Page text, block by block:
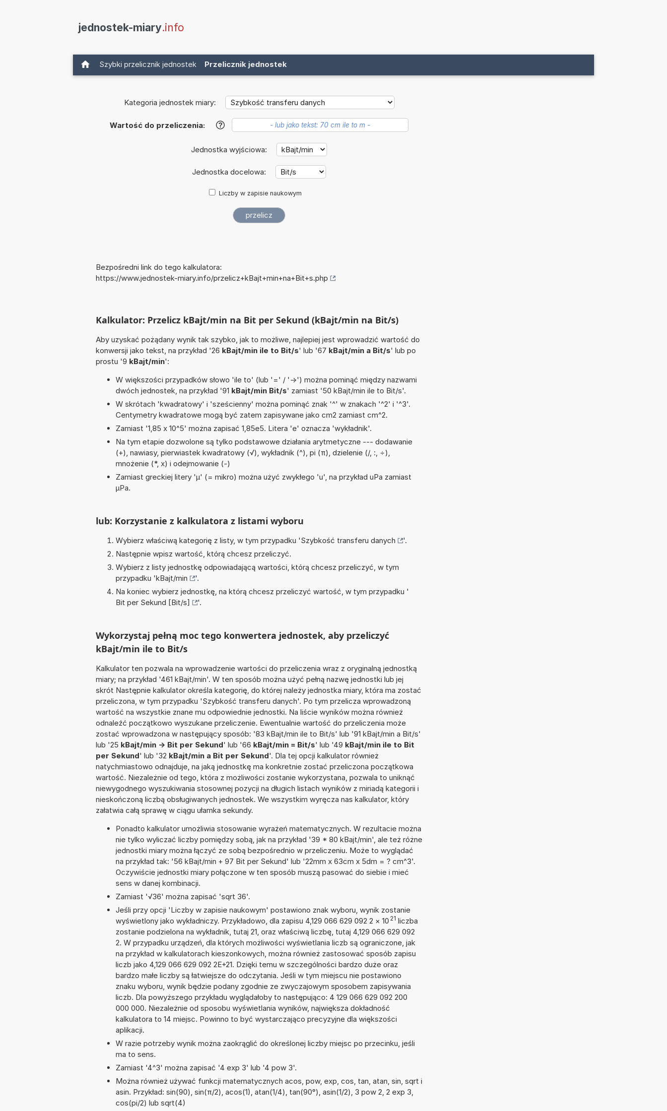
jednostek-miary.info
Szybki przelicznik jednostek Przelicznik jednostek
Kategoria jednostek miary:
Wartość do przeliczenia: ?
Jednostka wyjściowa:
Jednostka docelowa:
Liczby w zapisie naukowym
Bezpośredni link do tego kalkulatora:
https://www.jednostek-miary.info/przelicz+kBajt+min+na+Bit+s.php
Kalkulator: Przelicz kBajt/min na Bit per Sekund (kBajt/min na Bit/s)
Aby uzyskać pożądany wynik tak szybko, jak to możliwe, najlepiej jest wprowadzić wartość do
konwersji jako tekst, na przykład '26 kBajt/min ile to Bit/s' lub '67 kBajt/min a Bit/s' lub po
prostu '9 kBajt/min':
W większości przypadków słowo 'ile to' (lub '=' / '->') można pominąć między nazwami
dwóch jednostek, na przykład '91 kBajt/min Bit/s' zamiast '50 kBajt/min ile to Bit/s'.
W skrótach 'kwadratowy' i 'sześcienny' można pominąć znak '^' w znakach '^2' i '^3'.
Centymetry kwadratowe mogą być zatem zapisywane jako cm2 zamiast cm^2.
Zamiast '1,85 x 10^5' można zapisać 1,85e5. Litera 'e' oznacza 'wykładnik'.
Na tym etapie dozwolone są tylko podstawowe działania arytmetyczne --- dodawanie
(+), nawiasy, pierwiastek kwadratowy (√), wykładnik (^), pi (π), dzielenie (/, :, ÷),
mnożenie (*, x) i odejmowanie (-)
Zamiast greckiej litery 'µ' (= mikro) można użyć zwykłego 'u', na przykład uPa zamiast
µPa.
lub: Korzystanie z kalkulatora z listami wyboru
Wybierz właściwą kategorię z listy, w tym przypadku 'Szybkość transferu danych
'.
Następnie wpisz wartość, którą chcesz przeliczyć.
Wybierz z listy jednostkę odpowiadającą wartości, którą chcesz przeliczyć, w tym
przypadku 'kBajt/min
'.
Na koniec wybierz jednostkę, na którą chcesz przeliczyć wartość, w tym przypadku '
Bit per Sekund [Bit/s]
'.
Wykorzystaj pełną moc tego konwertera jednostek, aby przeliczyć
kBajt/min ile to Bit/s
Kalkulator ten pozwala na wprowadzenie wartości do przeliczenia wraz z oryginalną jednostką
miary; na przykład '461 kBajt/min'. W ten sposób można użyć pełną nazwę jednostki lub jej
skrót Następnie kalkulator określa kategorię, do której należy jednostka miary, która ma zostać
przeliczona, w tym przypadku 'Szybkość transferu danych'. Po tym przelicza wprowadzoną
wartość na wszystkie znane mu odpowiednie jednostki. Na liście wyników można również
odnaleźć początkowo wyszukane przeliczenie. Ewentualnie wartość do przeliczenia może
zostać wprowadzona w następujący sposób: '83 kBajt/min ile to Bit/s' lub '91 kBajt/min a Bit/s'
lub '25 kBajt/min -> Bit per Sekund' lub '66 kBajt/min = Bit/s' lub '49 kBajt/min ile to Bit
per Sekund' lub '32 kBajt/min a Bit per Sekund'. Dla tej opcji kalkulator również
natychmiastowo odnajduje, na jaką jednostkę ma konkretnie zostać przeliczona początkowa
wartość. Niezależnie od tego, która z możliwości zostanie wykorzystana, pozwala to uniknąć
niewygodnego wyszukiwania stosownej pozycji na długich listach wyników z miriadą kategorii i
nieskończoną liczbą obsługiwanych jednostek. We wszystkim wyręcza nas kalkulator, który
załatwia całą sprawę w ciągu ułamka sekundy.
Ponadto kalkulator umożliwia stosowanie wyrażeń matematycznych. W rezultacie można
nie tylko wyliczać liczby pomiędzy sobą, jak na przykład '39 * 80 kBajt/min', ale też różne
jednostki miary można łączyć ze sobą bezpośrednio w przeliczeniu. Może to wyglądać
na przykład tak: '56 kBajt/min + 97 Bit per Sekund' lub '22mm x 63cm x 5dm = ? cm^3'.
Oczywiście jednostki miary połączone w ten sposób muszą pasować do siebie i mieć
sens w danej kombinacji.
Zamiast '√36' można zapisać 'sqrt 36'.
Jeśli przy opcji 'Liczby w zapisie naukowym' postawiono znak wyboru, wynik zostanie
wyświetlony jako wykładniczy. Przykładowo, dla zapisu 4,129 066 629 092 2 × 10 21 liczba
zostanie podzielona na wykładnik, tutaj 21, oraz właściwą liczbę, tutaj 4,129 066 629 092
2. W przypadku urządzeń, dla których możliwości wyświetlania liczb są ograniczone, jak
na przykład w kalkulatorach kieszonkowych, można również zastosować sposób zapisu
liczb jako 4,129 066 629 092 2E+21. Dzięki temu w szczególności bardzo duże oraz
bardzo małe liczby są łatwiejsze do odczytania. Jeśli w tym miejscu nie postawiono
znaku wyboru, wynik będzie podany zgodnie ze zwyczajowym sposobem zapisywania
liczb. Dla powyższego przykładu wyglądałoby to następująco: 4 129 066 629 092 200
000 000. Niezależnie od sposobu wyświetlania wyników, największa dokładność
kalkulatora to 14 miejsc. Powinno to być wystarczająco precyzyjne dla większości
aplikacji.
W razie potrzeby wynik można zaokrąglić do określonej liczby miejsc po przecinku, jeśli
ma to sens.
Zamiast '4^3' można zapisać '4 exp 3' lub '4 pow 3'.
Można również używać funkcji matematycznych acos, pow, exp, cos, tan, atan, sin, sqrt i
asin. Przykład: sin(90), sin(π/2), acos(1), atan(1/4), tan(90°), asin(1/2), 3 pow 2, 2 exp 3,
cos(pi/2) lub sqrt(4)